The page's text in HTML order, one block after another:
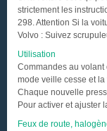
strictement les
298. Attention Si la
Volvo : Suivez
Utilisation
Commandes au volant
mode veille cesse et
Chaque nouvelle
Pour activer et ajuster
Feux de route,